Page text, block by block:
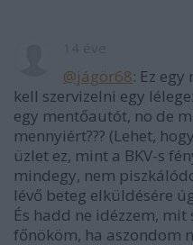
@jágör68: Ez
kell szervizelni egy
egy mentőautót, no de
mennyiért??? (Lehet,
üzlet ez, mint a BKV-s
mindegy, nem
lévő beteg elküldésére
És hadd ne idézzem,
főnököm, ha aszondom